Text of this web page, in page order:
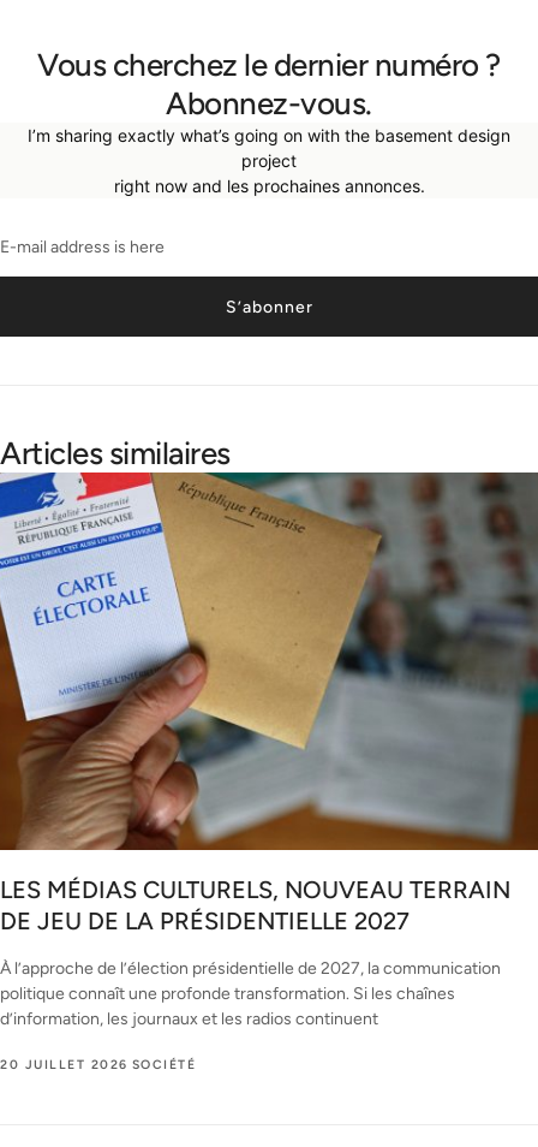
Vous cherchez le dernier numéro ?
Abonnez-vous.
I’m sharing exactly what’s going on with the basement design
project
right now and les prochaines annonces.
S’abonner
Articles similaires
LES MÉDIAS CULTURELS, NOUVEAU TERRAIN
DE JEU DE LA PRÉSIDENTIELLE 2027
À l’approche de l’élection présidentielle de 2027, la communication
politique connaît une profonde transformation. Si les chaînes
d’information, les journaux et les radios continuent
20 JUILLET 2026 SOCIÉTÉ